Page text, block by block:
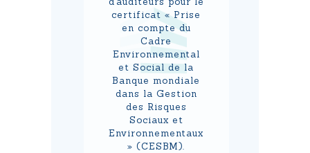
certificat « Prise
en compte du
Cadre
Environnemental
et Social de la
Banque mondiale
dans la Gestion
des Risques
Sociaux et
Environnementaux
» (CESBM).